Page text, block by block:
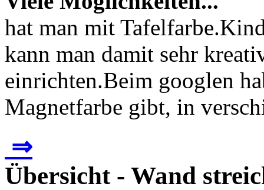
hat man mit
kann man damit sehr
einrichten.Beim googlen
Magnetfarbe gibt, in
⇒
Übersicht - Wand